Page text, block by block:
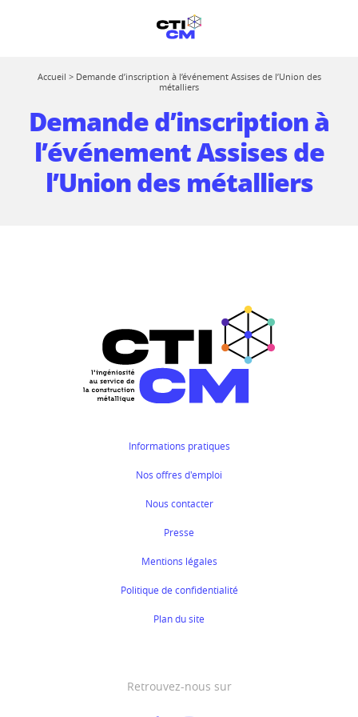
Accueil > Demande d’inscription à l’événement Assises de l’Union des
métalliers
Demande d’inscription à
l’événement Assises de
l’Union des métalliers
Informations pratiques
Nos offres d'emploi
Nous contacter
Presse
Mentions légales
Politique de confidentialité
Plan du site
Retrouvez-nous sur